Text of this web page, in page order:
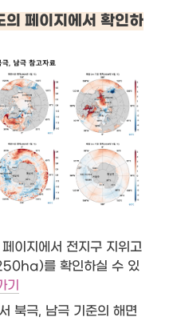
페이지에서 확인하
이지에서 전지구 지위고
를 확인하실 수 있
기
북극, 남극 기준의 해면